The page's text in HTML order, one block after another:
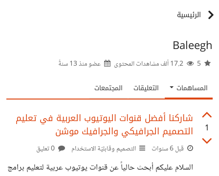
الرئيسية
Baleegh
عضو منذ13 سنةً
المساهمات التعليقات المجتمعات
1
شاركنا أفضل قنوات اليوتيوب العربية في تعليم
التصميم الجرافيكي والجرافيك موشن
قبل 6 سنوات التصميم وقابليّة الاستخدام
السلام عليكم أبحث حالياً عن قنوات يوتيوب عربية لتعليم برامج